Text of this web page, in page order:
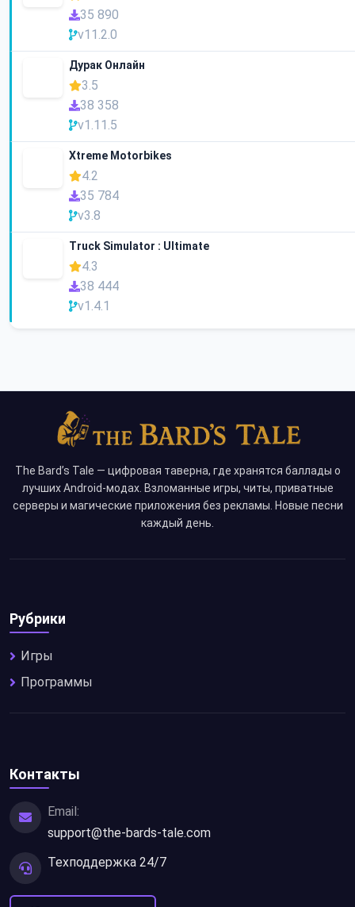
35 890
v11.2.0
Дурак Онлайн
3.5
38 358
v1.11.5
Xtreme Motorbikes
4.2
35 784
v3.8
Truck Simulator : Ultimate
4.3
38 444
v1.4.1
The Bard’s Tale — цифровая таверна, где хранятся баллады о
лучших Android-модах. Взломанные игры, читы, приватные
серверы и магические приложения без рекламы. Новые песни
каждый день.
Рубрики
Игры
Программы
Контакты
Email:
support@the-bards-tale.com
Техподдержка 24/7